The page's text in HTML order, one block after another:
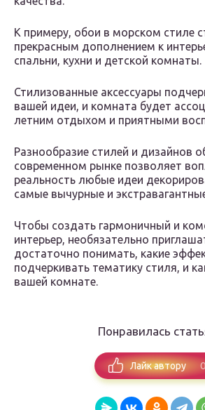
К примеру, обои в морском стиле
прекрасным дополнением к
спальни, кухни и детской комнаты.
Стилизованные аксессуары
вашей идеи, и комната будет
летним отдыхом и приятными
Разнообразие стилей и дизайнов
современном рынке позволяет
реальность любые идеи
самые вычурные и
Чтобы создать гармоничный и
интерьер, необязательно
достаточно понимать, какие
подчеркивать тематику стиля, и
вашей комнате.
Понравилась
Лайк автору 0